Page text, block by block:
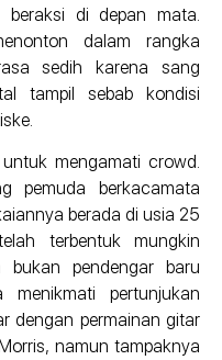
beraksi di depan mata.
dalam rangka
sedih karena sang
tampil sebab kondisi
mengamati crowd.
pemuda berkacamata
berada di usia 25
terbentuk mungkin
bukan pendengar baru
pertunjukan
dengan permainan gitar
namun tampaknya